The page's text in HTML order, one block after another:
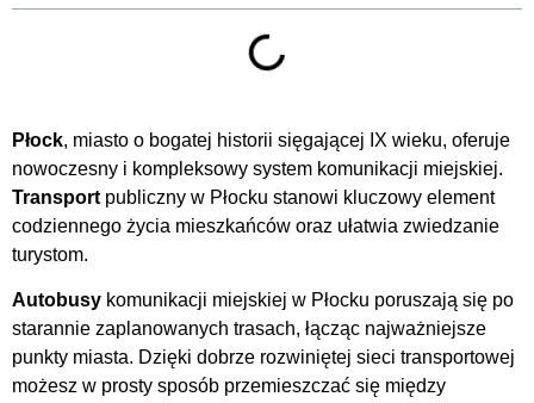
Płock, miasto o bogatej historii sięgającej IX wieku, oferuje
nowoczesny i kompleksowy system komunikacji miejskiej.
Transport publiczny w Płocku stanowi kluczowy element
codziennego życia mieszkańców oraz ułatwia zwiedzanie
turystom.
Autobusy komunikacji miejskiej w Płocku poruszają się po
starannie zaplanowanych trasach, łącząc najważniejsze
punkty miasta. Dzięki dobrze rozwiniętej sieci transportowej
możesz w prosty sposób przemieszczać się między